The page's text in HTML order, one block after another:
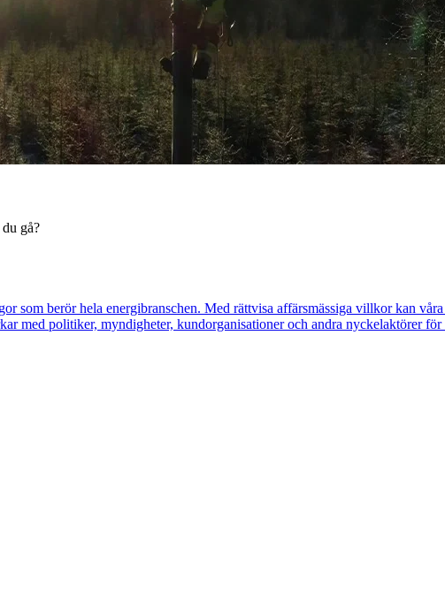
gå?
som berör hela energibranschen. Med rättvisa affärsmässiga villkor kan
med politiker, myndigheter, kundorganisationer och andra nyckelaktörer